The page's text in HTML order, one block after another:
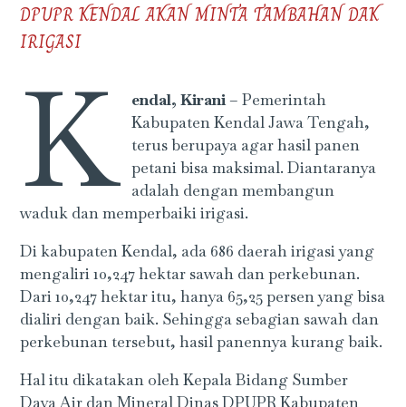
DPUPR KENDAL AKAN MINTA TAMBAHAN DAK
IRIGASI
K endal, Kirani– Pemerintah
Kabupaten Kendal Jawa Tengah,
terus berupaya agar hasil panen
petani bisa maksimal. Diantaranya
adalah dengan membangun
waduk dan memperbaiki irigasi.
Di kabupaten Kendal, ada 686 daerah irigasi yang
mengaliri 10,247 hektar sawah dan perkebunan.
Dari 10,247 hektar itu, hanya 65,25 persen yang bisa
dialiri dengan baik. Sehingga sebagian sawah dan
perkebunan tersebut, hasil panennya kurang baik.
Hal itu dikatakan oleh Kepala Bidang Sumber
Daya Air dan Mineral Dinas DPUPR Kabupaten